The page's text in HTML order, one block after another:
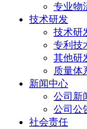
专业物
技术研发
技术研
专利技
其他研
质量体
新闻中心
公司新
公司公
社会责任